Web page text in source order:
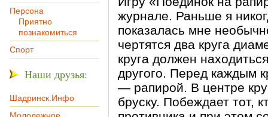
Персона
Приятно
познакомиться
Спорт
Наши друзья:
Шадринск.Инфо
журнале. Раньше я
показалась мне
чертятся два круга
круга должен
другого. Перед каждым
— рапирой. В центре
бруску. Побеждает тот,